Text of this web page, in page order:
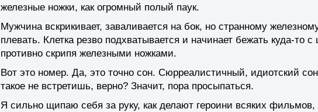
железные ножки, как огромный полый паук.
Мужчина вскрикивает, заваливается на бок, но странному
плевать. Клетка резво подхватывается и начинает бежать куда-то
противно скрипя железными ножками.
Вот это номер. Да, это точно сон. Сюрреалистичный, идиотский
такое не встретишь, верно? Значит, пора просыпаться.
Я сильно щипаю себя за руку, как делают героини всяких фильмов,